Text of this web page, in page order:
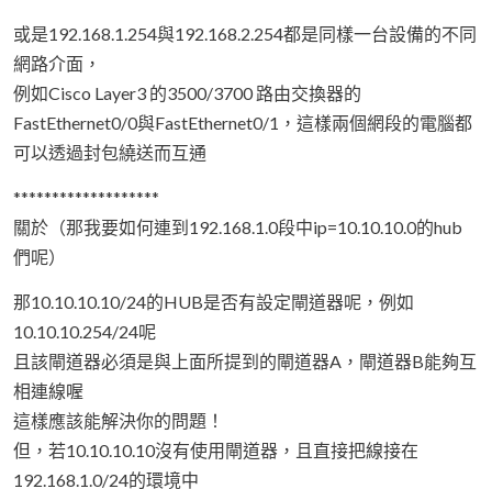
或是192.168.1.254與192.168.2.254都是同樣一台設備的不同
網路介面，
例如Cisco Layer3 的3500/3700 路由交換器的
FastEthernet0/0與FastEthernet0/1，這樣兩個網段的電腦都
可以透過封包繞送而互通
*******************
關於（那我要如何連到192.168.1.0段中ip=10.10.10.0的hub
們呢）
那10.10.10.10/24的HUB是否有設定閘道器呢，例如
10.10.10.254/24呢
且該閘道器必須是與上面所提到的閘道器A，閘道器B能夠互
相連線喔
這樣應該能解決你的問題！
但，若10.10.10.10沒有使用閘道器，且直接把線接在
192.168.1.0/24的環境中